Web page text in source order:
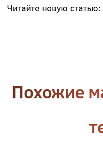
Читайте новую статью:
Похожие